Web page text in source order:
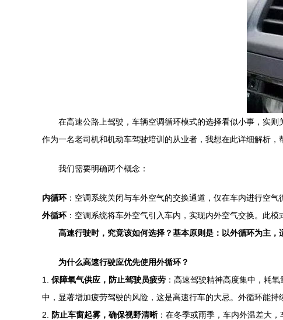
在高速公路上驾驶，车辆空调循环模式的选择看似小事，实
作为一名老司机和机动车驾驶培训的从业者，我想在此详细解析，
我们需要明确两个概念：
内循环：空调系统关闭与车外空气的交换通道，仅在车内进行空
外循环：空调系统将车外空气引入车内，实现内外空气交换。此模
高速行驶时，究竟该如何选择？基本原则是：以外循环为主，
为什么高速行驶应优先使用外循环？
1. 保障氧气供应，防止驾驶员疲劳 ：高速驾驶精神高度集中，耗
中，显著增加疲劳驾驶的风险，这是高速行车的大忌。外循环能
2.
防止车窗起雾，确保视野清晰：在冬季或雨季，车内外温差大